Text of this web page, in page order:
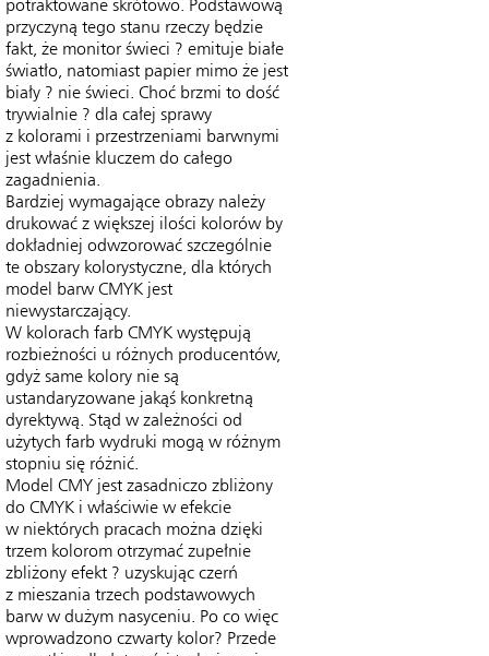
przyczyną tego stanu rzeczy będzie
fakt, że monitor świeci ? emituje białe
światło, natomiast papier mimo że jest
biały ? nie świeci. Choć brzmi to dość
trywialnie ? dla całej sprawy
z kolorami i przestrzeniami barwnymi
jest właśnie kluczem do całego
zagadnienia.
Bardziej wymagające obrazy należy
drukować z większej ilości kolorów by
dokładniej odwzorować szczególnie
te obszary kolorystyczne, dla których
model barw CMYK jest
niewystarczający.
W kolorach farb CMYK występują
rozbieżności u różnych producentów,
gdyż same kolory nie są
ustandaryzowane jakąś konkretną
dyrektywą. Stąd w zależności od
użytych farb wydruki mogą w różnym
stopniu się różnić.
Model CMY jest zasadniczo zbliżony
do CMYK i właściwie w efekcie
w niektórych pracach można dzięki
trzem kolorom otrzymać zupełnie
zbliżony efekt ? uzyskując czerń
z mieszania trzech podstawowych
barw w dużym nasyceniu. Po co więc
wprowadzono czwarty kolor? Przede